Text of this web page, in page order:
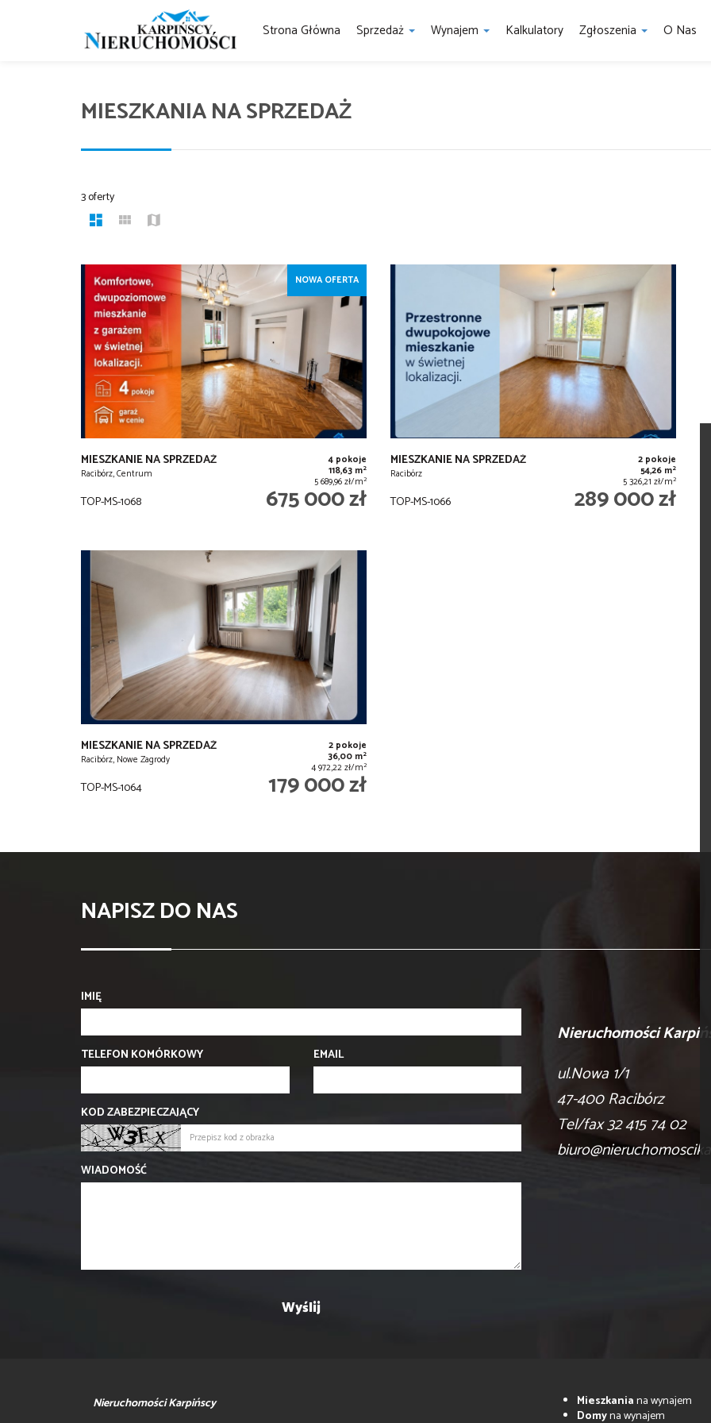
Strona Główna Sprzedaż Wynajem Kalkulatory Zgłoszenia O Nas
MIESZKANIA NA SPRZEDAŻ
3 oferty
NOWA OFERTA
MIESZKANIE NA SPRZEDAŻ
Racibórz, Centrum
4 pokoje
118,63 m2
5 689,96 zł/m2
TOP-MS-1068 675 000 zł
MIESZKANIE NA SPRZEDAŻ
Racibórz
2 pokoje
54,26 m2
5 326,21 zł/m2
TOP-MS-1066 289 000 zł
MIESZKANIE NA SPRZEDAŻ
Racibórz, Nowe Zagrody
2 pokoje
36,00 m2
4 972,22 zł/m2
TOP-MS-1064 179 000 zł
NAPISZ DO NAS
IMIĘ
TELEFON KOMÓRKOWY EMAIL
KOD ZABEZPIECZAJĄCY
WIADOMOŚĆ
Nieruchomości
ul.Nowa 1/1
47-400 Racibórz
Tel/fax 32 415 74 02
Nieruchomości Karpińscy Mieszkaniana wynajem
Domyna wynajem